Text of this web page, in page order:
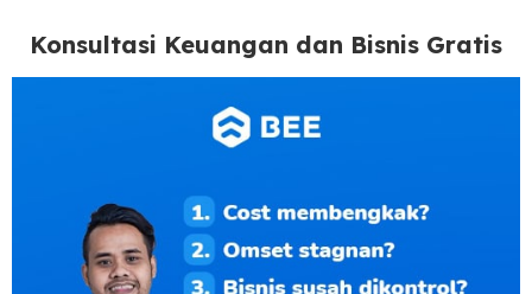
Konsultasi Keuangan dan Bisnis Gratis